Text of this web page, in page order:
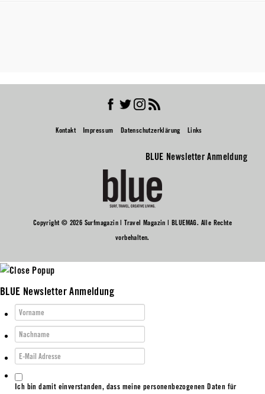
Kontakt Impressum Datenschutzerklärung Links
Copyright © 2026 Surfmagazin | Travel Magazin | BLUEMAG. Alle Rechte
vorbehalten.
BLUE Newsletter Anmeldung
BLUE Newsletter Anmeldung
Ich bin damit einverstanden, dass meine personenbezogenen Daten für